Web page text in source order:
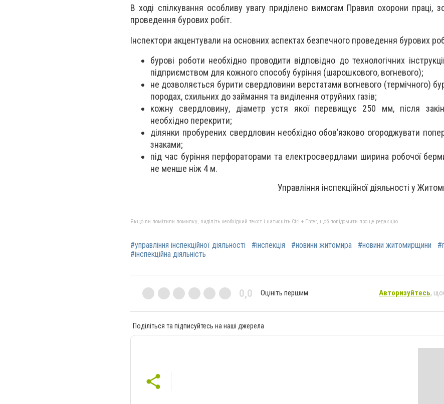
В ході спілкування особливу увагу приділено вимогам Правил охорони праці,
проведення бурових робіт.
Інспектори акцентували на основних аспектах безпечного проведення бурових
бурові роботи необхідно проводити відповідно до технологічних
підприємством для кожного способу буріння (шарошкового, вогневого);
не дозволяється бурити свердловини верстатами вогневого (термічного)
породах, схильних до займання та виділення отруйних газів;
кожну свердловину, діаметр устя якої перевищує 250 мм, після
необхідно перекрити;
ділянки пробурених свердловин необхідно обов’язково огороджувати
знаками;
під час буріння перфораторами та електросвердлами ширина робочої
не менше ніж 4 м.
Управління інспекційної діяльності у
Якщо ви помітили помилку, виділіть необхідний текст і натисніть Ctrl + Enter, щоб повідомити про це редакцію
#управління інспекційної діяльності #інспекція #новини житомира #новини житомирщини
#інспекційна діяльність
0,0 Оцініть першим Авторизуйтесь,
Поділіться та підписуйтесь на наші джерела